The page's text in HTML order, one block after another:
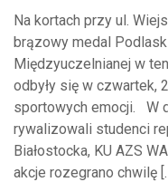
Na kortach przy ul.
brązowy medal
Międzyuczelnianej w
odbyły się w czwartek,
sportowych emocji. W
rywalizowali studenci
Białostocka, KU AZS
akcje rozegrano chwilę